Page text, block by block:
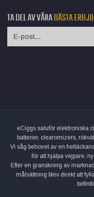
TA DEL AV VÅRABÄSTA
eCiggs saluför elektroniska
batterier, clearomizers,
Vi såg behovet av en
för att hjälpa vejpare,
Efter en granskning av
målsättning blev direkt att